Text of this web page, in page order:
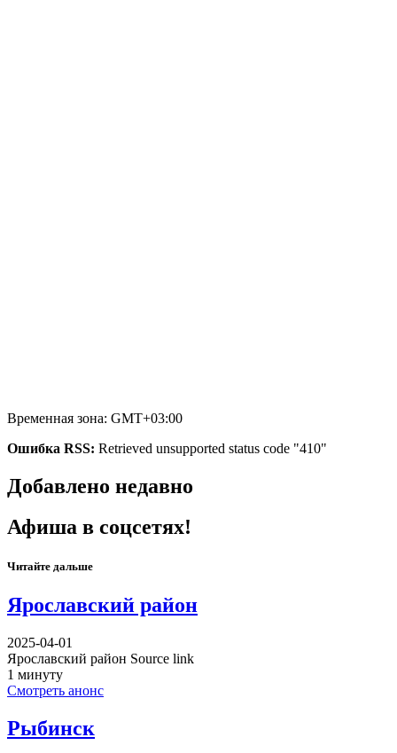
Временная зона: GMT+03:00
Ошибка RSS: Retrieved unsupported status code "410"
Добавлено недавно
Афиша в соцсетях!
Читайте дальше
Ярославский район
2025-04-01
Ярославский район Source link
1 минуту
Смотреть анонс
Рыбинск